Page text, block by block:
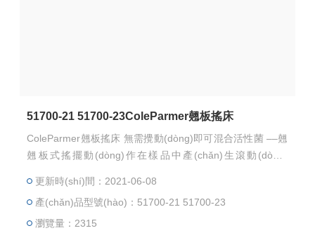
51700-21 51700-23ColeParmer翹板搖床
ColeParmer翹板搖床 無需攪動(dòng)即可混合活性菌 ––翹
翹板式搖擺動(dòng)作在樣品中產(chǎn)生滾動(dòng)
合防滑墊 ––利用數(shù)字式速度顯示屏和內(nèi)置計(jì)時
(shí)器獲得可重復(fù)性結(jié)果 ––利用選裝的磁力層使容
量擴(kuò)至三倍，無需使用任何工具
更新時(shí)間：2021-06-08
產(chǎn)品型號(hào)：51700-21 51700-23
瀏覽量：2315